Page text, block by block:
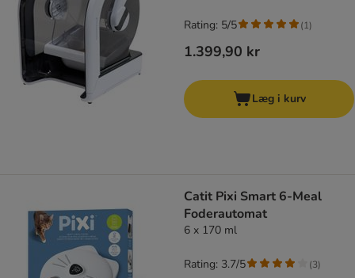
1.399,90 kr
Rating: 5/5 (1)
Læg i kurv
Catit Pixi Smart 6-Meal
Foderautomat
6 x 170 ml
Rating: 3.7/5 (3)